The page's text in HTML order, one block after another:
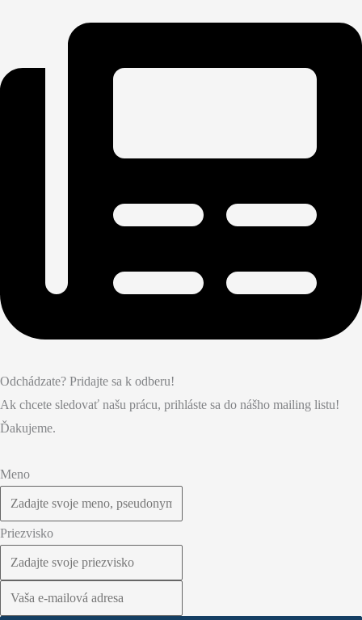
Odchádzate? Pridajte sa k odberu!
Ak chcete sledovať našu prácu, prihláste sa do nášho mailing listu!
Ďakujeme.
Meno
Priezvisko